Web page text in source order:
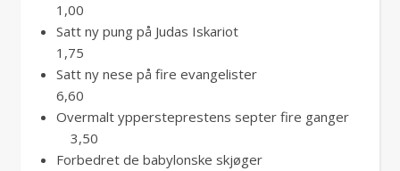
1,00
Satt ny pung på Judas Iskariot
1,75
Satt ny nese på fire evangelister
6,60
Overmalt yppersteprestens septer fire ganger
3,50
Forbedret de babylonske skjøger